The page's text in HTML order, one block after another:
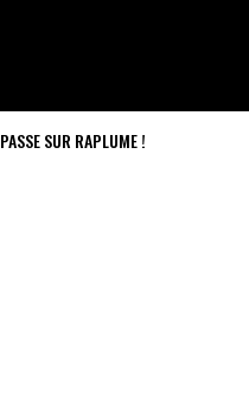
PASSE SUR RAPLUME !